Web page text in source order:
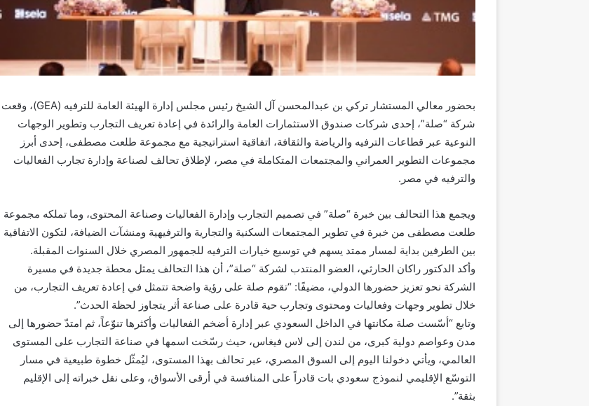
بحضور معالي المستشار تركي بن عبدالمحسن آل الشيخ رئيس مجلس إدارة الهيئة العامة للترفيه (GEA)، وقعت
شركة “صلة”، إحدى شركات صندوق الاستثمارات العامة والرائدة في إعادة تعريف التجارب وتطوير الوجهات
النوعية عبر قطاعات الترفيه والرياضة والثقافة، اتفاقية استراتيجية مع مجموعة طلعت مصطفى، إحدى أبرز
مجموعات التطوير العمراني والمجتمعات المتكاملة في مصر، لإطلاق تحالف لصناعة وإدارة تجارب الفعاليات
والترفيه في مصر.
ويجمع هذا التحالف بين خبرة “صلة” في تصميم التجارب وإدارة الفعاليات وصناعة المحتوى، وما تملكه مجموعة
طلعت مصطفى من خبرة في تطوير المجتمعات السكنية والتجارية والترفيهية ومنشآت الضيافة، لتكون الاتفاقية
بين الطرفين بداية لمسار ممتد يسهم في توسيع خيارات الترفيه للجمهور المصري خلال السنوات المقبلة.
وأكد الدكتور راكان الحارثي، العضو المنتدب لشركة “صلة”، أن هذا التحالف يمثل محطة جديدة في مسيرة
الشركة نحو تعزيز حضورها الدولي، مضيفًا: “تقوم صلة على رؤية واضحة تتمثل في إعادة تعريف التجارب، من
خلال تطوير وجهات وفعاليات ومحتوى وتجارب حية قادرة على صناعة أثر يتجاوز لحظة الحدث”.
وتابع “أسّست صلة مكانتها في الداخل السعودي عبر إدارة أضخم الفعاليات وأكثرها تنوّعاً، ثم امتدّ حضورها إلى
مدن وعواصم دولية كبرى، من لندن إلى لاس فيغاس، حيث رسّخت اسمها في صناعة التجارب على المستوى
العالمي، ويأتي دخولنا اليوم إلى السوق المصري، عبر تحالف بهذا المستوى، ليُمثّل خطوة طبيعية في مسار
التوسّع الإقليمي لنموذج سعودي بات قادراً على المنافسة في أرقى الأسواق، وعلى نقل خبراته إلى الإقليم
بثقة”.